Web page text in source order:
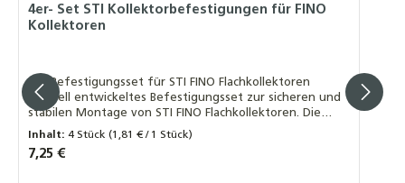
4er- Set STI Kollektorbefestigungen für FINO
Kollektoren
4er-Befestigungsset für STI FINO Flachkollektoren
Speziell entwickeltes Befestigungsset zur sicheren und
stabilen Montage von STI FINO Flachkollektoren. Die
Halterungen bestehen aus robustem, schwarz
eloxiertem Aluminium und gewährleisten eine langlebige
und witterungsbeständige Installation. Lieferumfang: 4
Inhalt:4 Stück(1,81 € / 1 Stück)
Regulärer Preis:
7,25 €